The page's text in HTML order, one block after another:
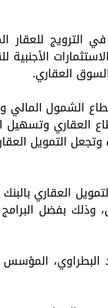
للعقار
العقاري.
المالي
العقاري وتسهيل
التمويل
منها أكثر من 150 ألف